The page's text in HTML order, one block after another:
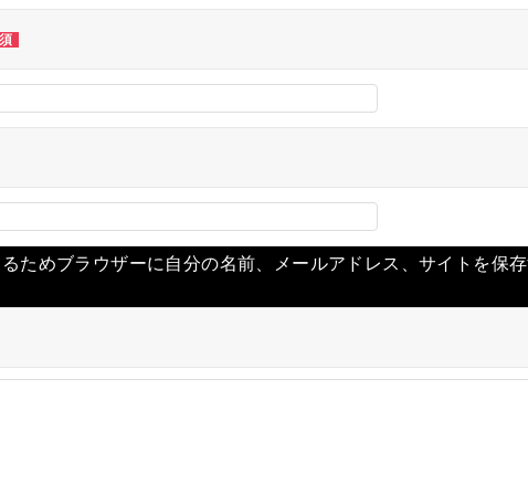
ためブラウザーに自分の名前、メールアドレス、サイトを保